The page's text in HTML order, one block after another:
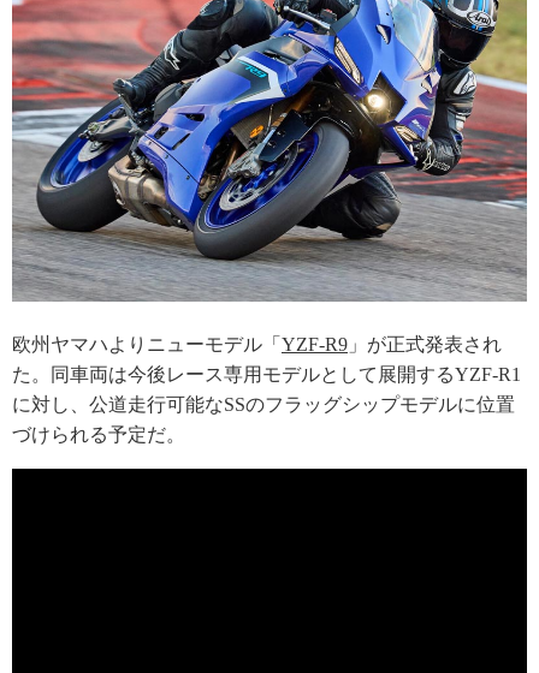
欧州ヤマハよりニューモデル「 YZF-R9 」が正式発表され
た。同車両は今後レース専用モデルとして展開するYZF-R1
に対し、公道走行可能なSSのフラッグシップモデルに位置
づけられる予定だ。